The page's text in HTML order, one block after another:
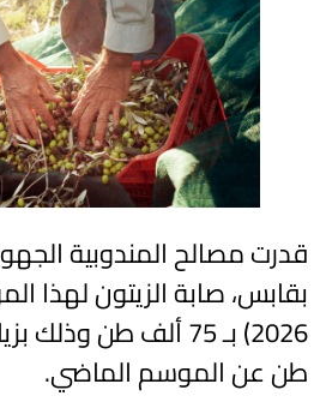
قدرت مصالح المندوبية
طن عن الموسم الماضي.